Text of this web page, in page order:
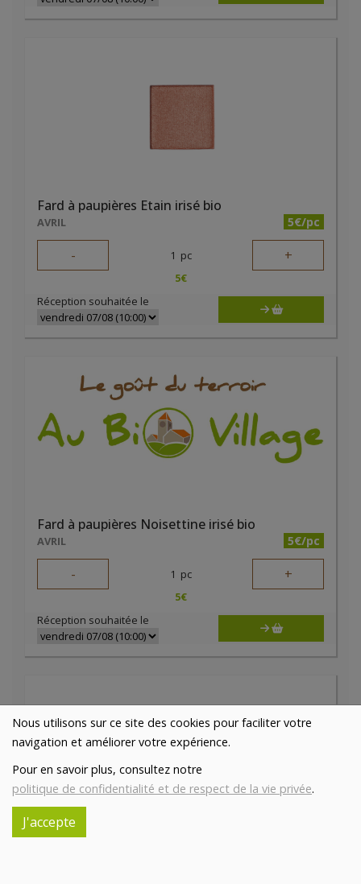
Nous utilisons sur ce site des cookies pour faciliter votre
navigation et améliorer votre expérience.
Pour en savoir plus, consultez notre
politique de confidentialité et de respect de la vie privée.
J'accepte
Fard à paupières Etain irisé bio
AVRIL 5€/pc
- 1 pc +
5€
Réception souhaitée le
Fard à paupières Noisettine irisé bio
AVRIL 5€/pc
- 1 pc +
5€
Réception souhaitée le
Fard à paupières Or antique irisé bio